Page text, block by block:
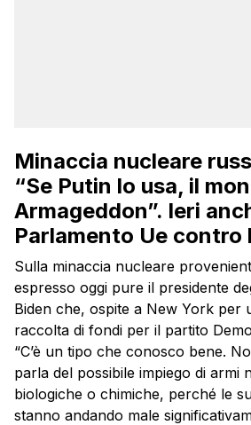
Minaccia nucleare
“Se Putin lo usa, il
Armageddon”. Ieri
Parlamento Ue contro
Sulla minaccia nucleare
espresso oggi pure il presidente
Biden che, ospite a New York per
raccolta di fondi per il partito
“C’è un tipo che conosco bene.
parla del possibile impiego di armi
biologiche o chimiche, perché le
stanno andando male